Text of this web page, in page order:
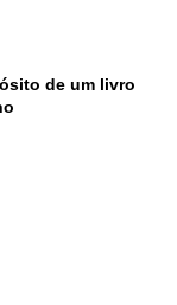
de um livro